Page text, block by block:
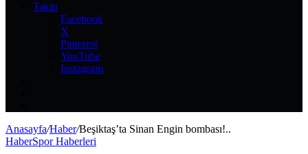
Takip
Facebook
X
Pinterest
YouTube
Instagram
Anasayfa/Haber/Beşiktaş’ta Sinan Engin bombası!..
HaberSpor Haberleri